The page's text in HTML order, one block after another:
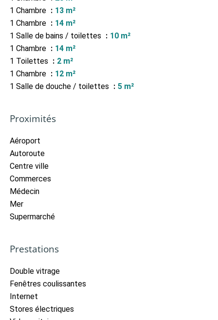
1 Chambre
13 m²
1 Chambre
14 m²
1 Salle de bains / toilettes
10 m²
1 Chambre
14 m²
1 Toilettes
2 m²
1 Chambre
12 m²
1 Salle de douche / toilettes
5 m²
Proximités
Aéroport
Autoroute
Centre ville
Commerces
Médecin
Mer
Supermarché
Prestations
Double vitrage
Fenêtres coulissantes
Internet
Stores électriques